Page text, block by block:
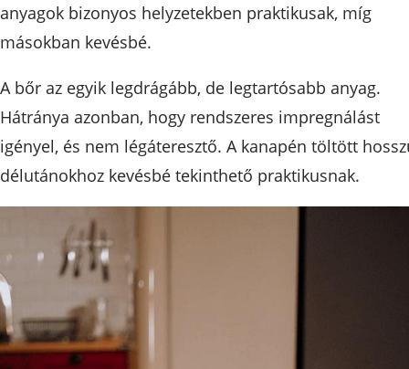
anyagok bizonyos helyzetekben praktikusak, míg
másokban kevésbé.
A bőr az egyik legdrágább, de legtartósabb anyag.
Hátránya azonban, hogy rendszeres impregnálást
igényel, és nem légáteresztő. A kanapén töltött
délutánokhoz kevésbé tekinthető praktikusnak.